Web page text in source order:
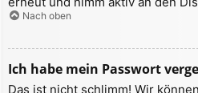
Nach oben
Ich habe mein Passwort
Das ist nicht schlimm! Wir